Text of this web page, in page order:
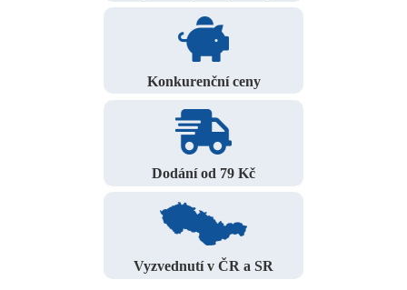
Konkurenční ceny
Dodání od 79 Kč
Vyzvednutí v ČR a SR